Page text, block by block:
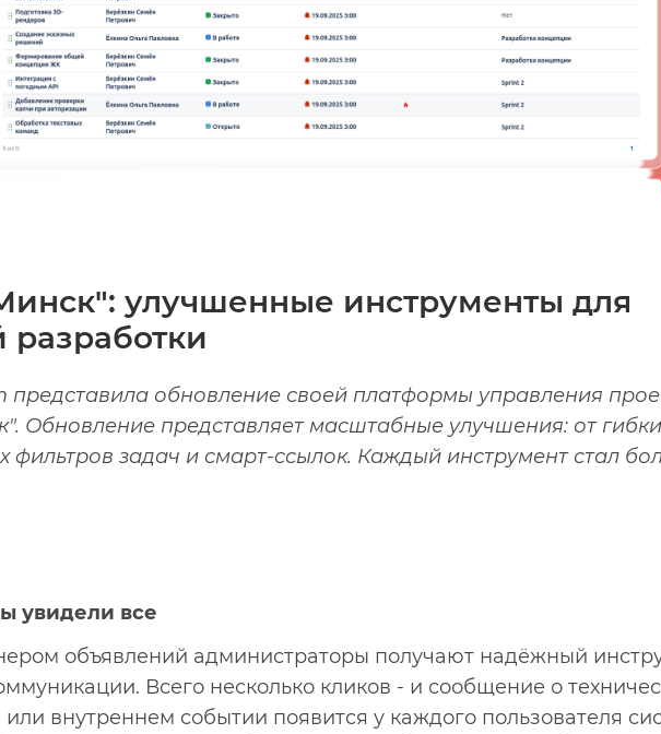
улучшенные инструменты для
представила обновление своей платформы управления
Обновление представляет масштабные улучшения: от
фильтров задач и смарт-ссылок. Каждый инструмент стал
увидели все
объявлений администраторы получают надёжный
Всего несколько кликов - и сообщение о
внутреннем событии появится у каждого пользователя